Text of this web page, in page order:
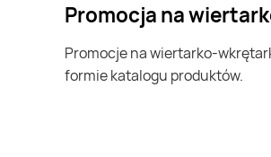
Promocja na
Promocje na wiertarko-wkrętarka możesz znaleźć w gazetce promocyjnej Groszek. Specjalnie dla Ciebie wybieramy najatrakcyjniejsze oferty i prezentujemy je w
formie katalogu produktów.